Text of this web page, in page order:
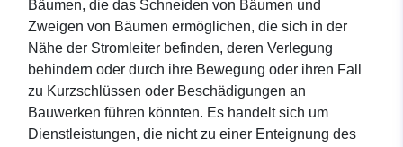
Bäumen, die das Schneiden von Bäumen und
Zweigen von Bäumen ermöglichen, die sich in der
Nähe der Stromleiter befinden, deren Verlegung
behindern oder durch ihre Bewegung oder ihren Fall
zu Kurzschlüssen oder Beschädigungen an
Bauwerken führen könnten. Es handelt sich um
Dienstleistungen, die nicht zu einer Enteignung des